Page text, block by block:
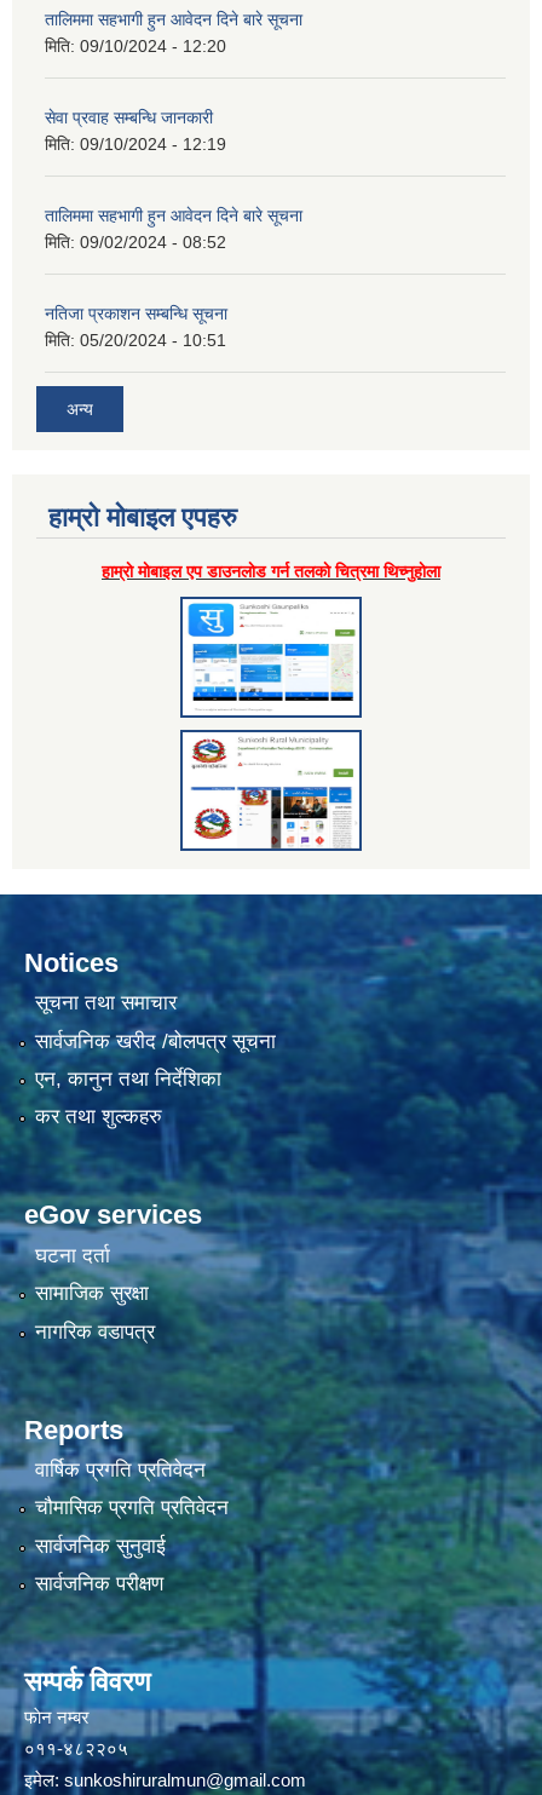
तालिममा सहभागी हुन आवेदन दिने बारे सूचना
मिति: 09/10/2024 - 12:20
सेवा प्रवाह सम्बन्धि जानकारी
मिति: 09/10/2024 - 12:19
तालिममा सहभागी हुन आवेदन दिने बारे सूचना
मिति: 09/02/2024 - 08:52
नतिजा प्रकाशन सम्बन्धि सूचना
मिति: 05/20/2024 - 10:51
अन्य
हाम्राे माेबाइल एपहरु
हाम्राे माेबाइल एप डाउनलाेड गर्न तलकाे चित्रमा थिच्नुहाेला
Notices
सूचना तथा समाचार
सार्वजनिक खरीद /बोलपत्र सूचना
एन, कानुन तथा निर्देशिका
कर तथा शुल्कहरु
eGov services
घटना दर्ता
सामाजिक सुरक्षा
नागरिक वडापत्र
Reports
वार्षिक प्रगति प्रतिवेदन
चौमासिक प्रगति प्रतिवेदन
सार्वजनिक सुनुवाई
सार्वजनिक परीक्षण
सम्पर्क विवरण
फाेन न‌‍‍‍‌‌म्बर
०११-४८२२०५
इमेल: sunkoshiruralmun@gmail.com